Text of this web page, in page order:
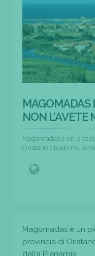
MAGOMADAS
NON L’AVETE
Magomadas è un
Oristano situato
Magomadas è un
provincia di
della Plenargia.